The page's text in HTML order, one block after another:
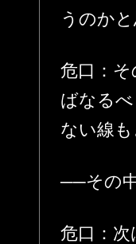
うのか
危口：
ばなる
ない線
──その
危口：